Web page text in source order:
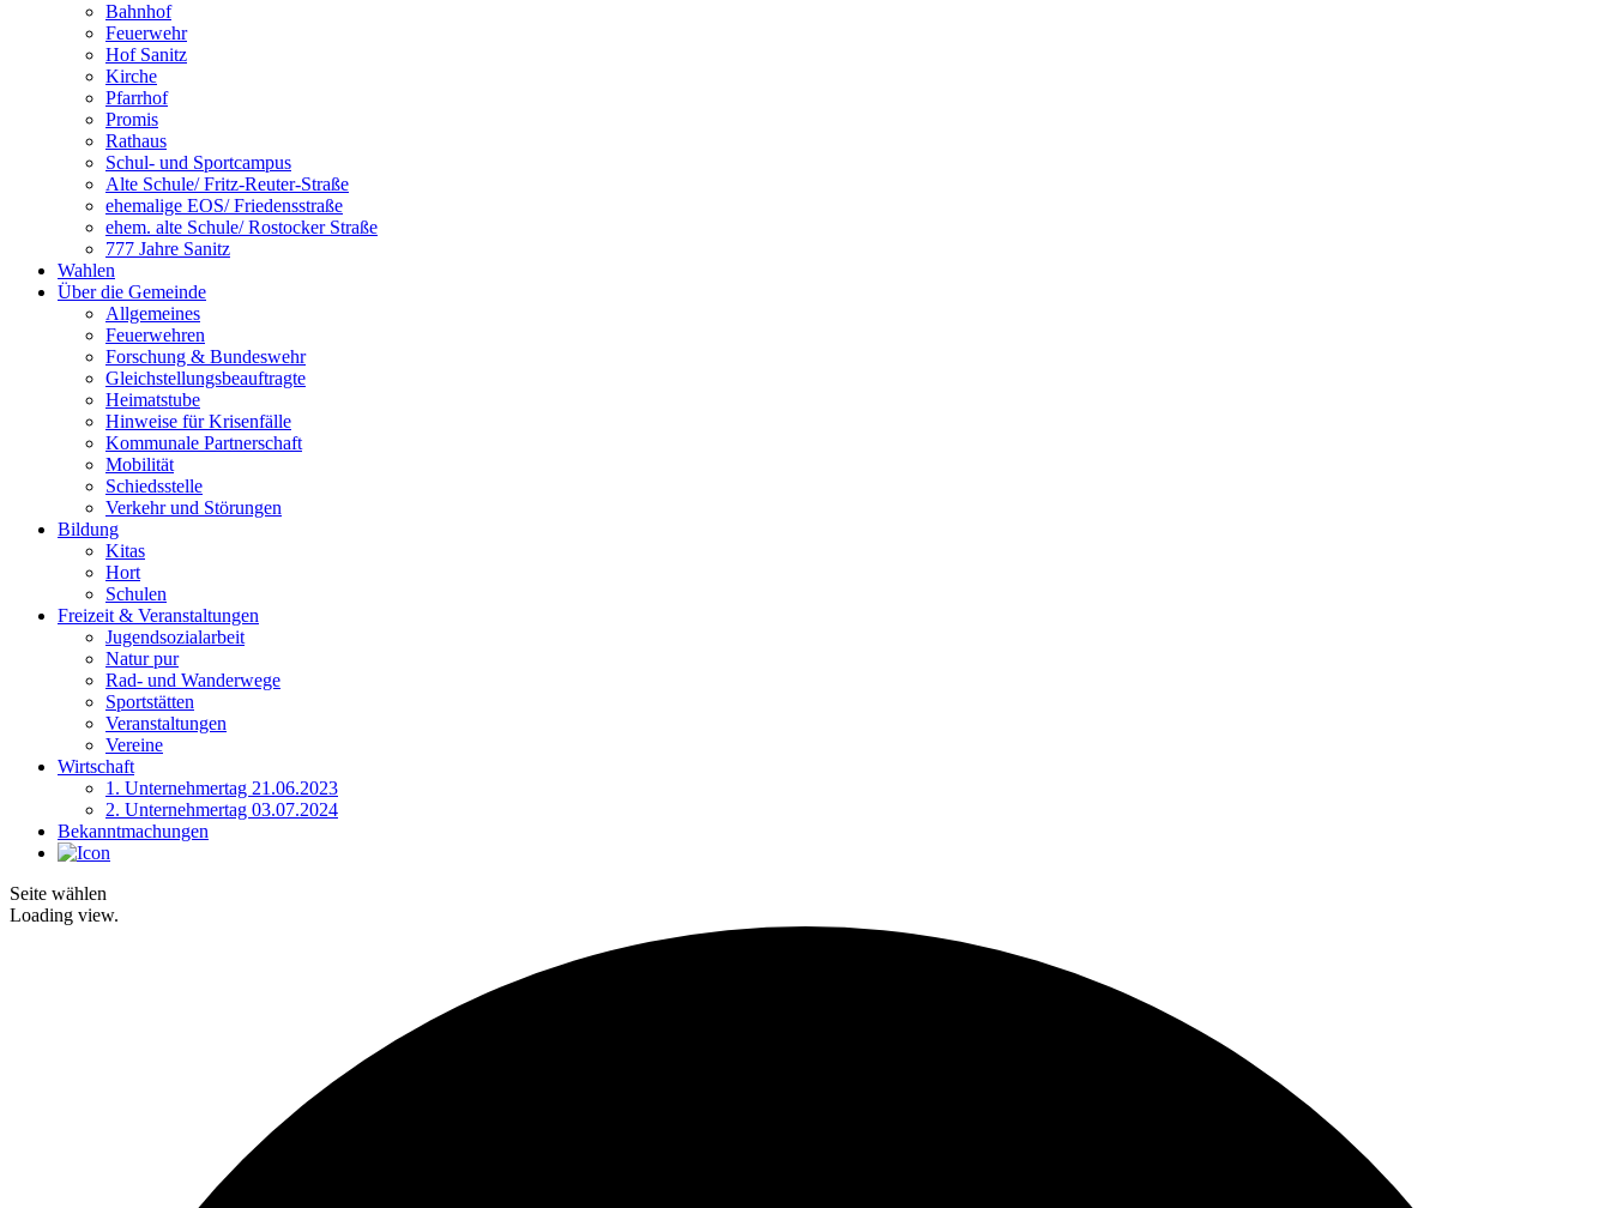
Bahnhof
Feuerwehr
Hof Sanitz
Kirche
Pfarrhof
Promis
Rathaus
Schul- und Sportcampus
Alte Schule/ Fritz-Reuter-Straße
ehemalige EOS/ Friedensstraße
ehem. alte Schule/ Rostocker Straße
777 Jahre Sanitz
Wahlen
Über die Gemeinde
Allgemeines
Feuerwehren
Forschung & Bundeswehr
Gleichstellungsbeauftragte
Heimatstube
Hinweise für Krisenfälle
Kommunale Partnerschaft
Mobilität
Schiedsstelle
Verkehr und Störungen
Bildung
Kitas
Hort
Schulen
Freizeit & Veranstaltungen
Jugendsozialarbeit
Natur pur
Rad- und Wanderwege
Sportstätten
Veranstaltungen
Vereine
Wirtschaft
1. Unternehmertag 21.06.2023
2. Unternehmertag 03.07.2024
Bekanntmachungen
Seite wählen
Loading view.